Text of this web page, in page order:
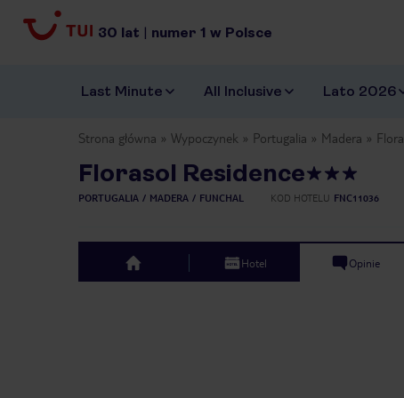
30 lat | numer 1 w Polsce
Last Minute All Inclusive Lato 2026
Strona główna Wypoczynek Portugalia Madera
Florasol Residence
PORTUGALIA MADERA FUNCHAL KOD HOTELU FNC11036
top Hotel Opinie